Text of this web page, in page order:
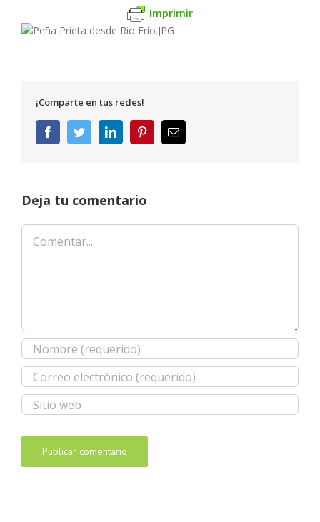
Imprimir
¡Comparte en tus redes!
FacebookTwitterLinkedInPinterestCorreo
electrónico
Deja tu comentario
Comentar